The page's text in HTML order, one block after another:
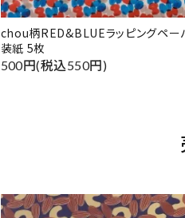
chou柄RED&BLUEラッピングペー
装紙 5枚
500円(税込550円)